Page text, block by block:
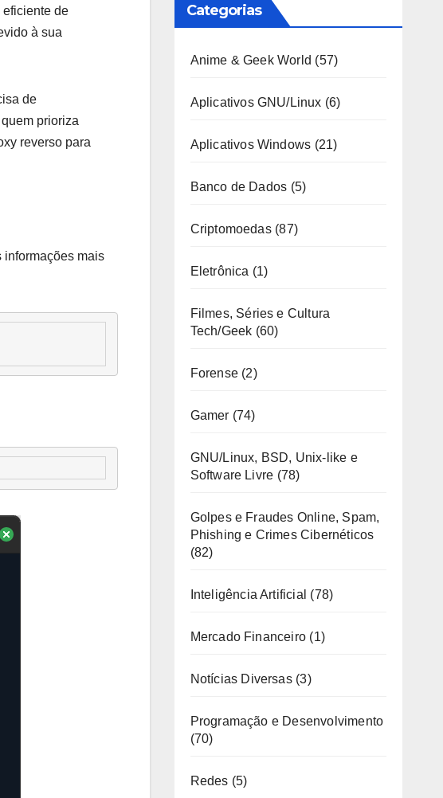
eficiente de
à sua
de
prioriza
reverso para
informações mais
Categorias
Anime & Geek World (57)
Aplicativos GNU/Linux (6)
Aplicativos Windows (21)
Banco de Dados (5)
Criptomoedas(87)
Eletrônica (1)
Filmes, Séries e Cultura
Tech/Geek (60)
Forense(2)
Gamer (74)
GNU/Linux, BSD, Unix-like e
Software Livre (78)
Golpes e Fraudes Online, Spam,
Phishing e Crimes Cibernéticos
(82)
Inteligência Artificial (78)
Mercado Financeiro (1)
Notícias Diversas(3)
Programação e Desenvolvimento
(70)
Redes (5)